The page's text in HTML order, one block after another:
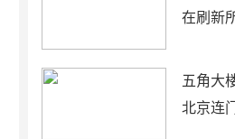
在刷新
五角大
北京连